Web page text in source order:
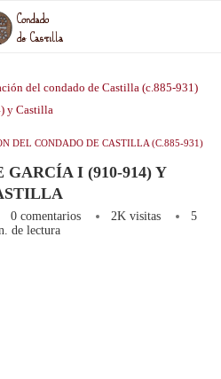
del condado de Castilla (c.885-931)
y Castilla
DEL CONDADO DE CASTILLA (C.885-931)
GARCÍA I (910-914) Y
0 comentarios 2Kvisitas
5
de lectura